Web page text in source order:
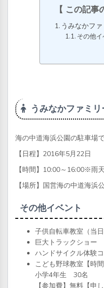
この記事
うみなかフ
その他イ
うみなかファミ
海の中道海浜公園の駐車場
【日程】2016年5月22日
【時間】10:00～16:00※雨
【場所】国営海の中道海浜
その他イベント
子供自転車教室（当日
巨大トラックショー
ハンドサイクル体験
こども野球教室【時
小学4年生 30名
【参加費】無料【申